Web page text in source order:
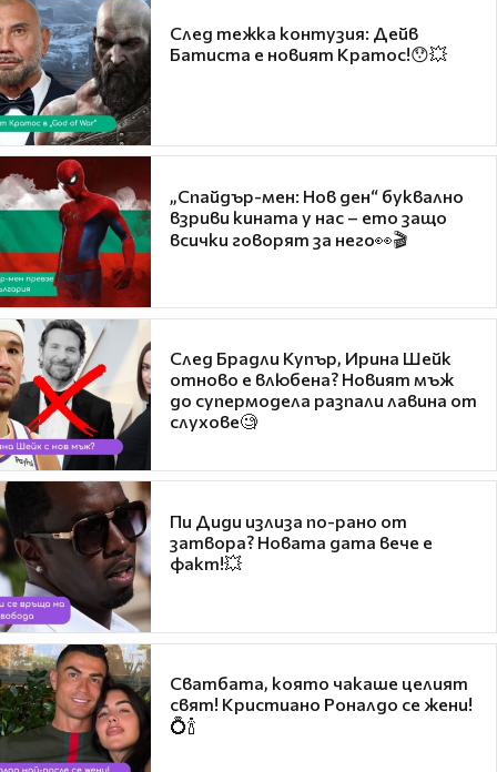
След тежка контузия: Дейв
Батиста е новият Кратос!😯💥
„Спайдър-мен: Нов ден“ буквално
взриви кината у нас – ето защо
всички говорят за него👀🎬
След Брадли Купър, Ирина Шейк
отново е влюбена? Новият мъж
до супермодела разпали лавина от
слухове🧐
Пи Диди излиза по-рано от
затвора? Новата дата вече е
факт!💥
Сватбата, която чакаше целият
свят! Кристиано Роналдо се жени!
💍🍾